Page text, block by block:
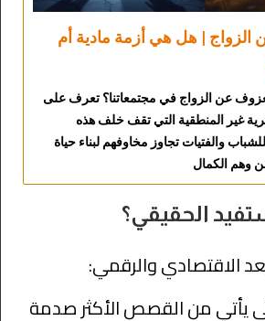
| هل هي أزمة مادية أم
عن الزواج في مجتمعاتنا؟ تعرف على
غير المنطقية التي تقف خلف هذه
والفتيات تجاوز مخاوفهم لبناء حياة
وهم الكمال
الحقيقي؟
الاقتصادي والرقمي:
يأتي من القصص الأكثر صدمة